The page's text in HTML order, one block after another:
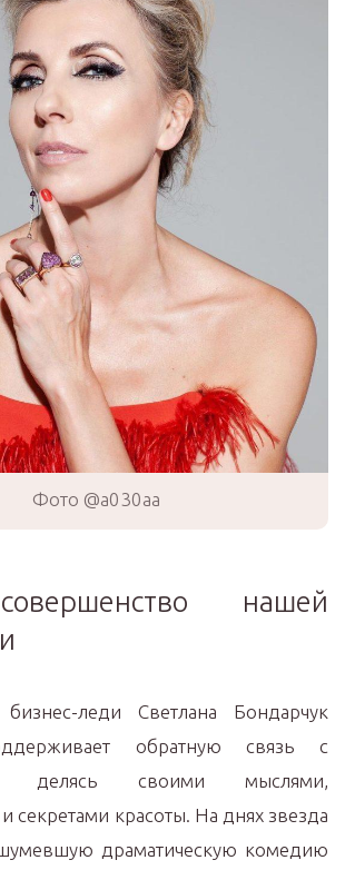
Фото @a030aa
нашей
леди Светлана Бондарчук
обратную связь с
делясь своими мыслями,
секретами красоты. На днях звезда
драматическую комедию